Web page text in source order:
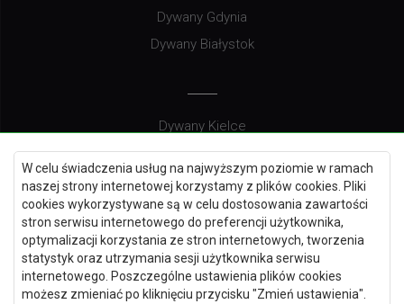
W celu świadczenia usług na najwyższym poziomie w ramach
naszej strony internetowej korzystamy z plików cookies. Pliki
cookies wykorzystywane są w celu dostosowania zawartości
stron serwisu internetowego do preferencji użytkownika,
optymalizacji korzystania ze stron internetowych, tworzenia
statystyk oraz utrzymania sesji użytkownika serwisu
internetowego. Poszczególne ustawienia plików cookies
możesz zmieniać po kliknięciu przycisku "Zmień ustawienia".
Dywany Gdynia
Dywany Białystok
Dywany Kielce
Dywany Gdańsk
Dywany Toruń
Dywany Bydgoszcz
Dywany Łódź